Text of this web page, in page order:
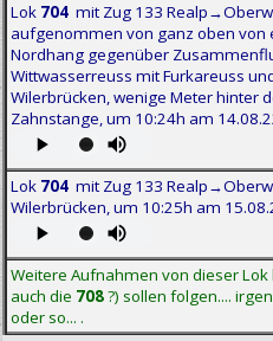
Lok 704 mit Zug 133
aufgenommen von ganz oben von
Nordhang gegenüber
Wittwasserreuss mit Furkareuss
Wilerbrücken, wenige Meter hinter
Zahnstange, um 10:24h am
Lok 704 mit Zug 133
Wilerbrücken, um 10:25h am
Weitere Aufnahmen von dieser
auch die 708?) sollen folgen....
oder so... .